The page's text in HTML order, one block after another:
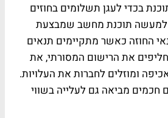
בכדי לעגן תשלומים בחוזים
למעשה תוכנת מחשב שמבצעת
החוזה כאשר מתקיימים תנאים
את הרישום המסורתי, את
ומוזלים לחברות את העלויות.
חכמים מביאה גם לעלייה בשווי